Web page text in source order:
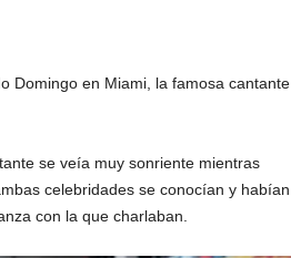
Domingo en Miami, la famosa cantante
se veía muy sonriente mientras
celebridades se conocían y habían
con la que charlaban.